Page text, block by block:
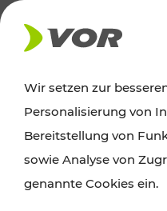
AKTUELLES
Ausflugstipps
Wien,
Wir setzen zur
Personalisierung von
Bereitstellung von
sowie Analyse von
genannte Cookies ein.